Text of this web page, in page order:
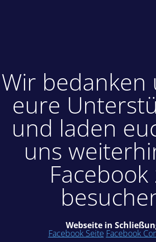
Wir bedanken
eure
und laden
uns
Facebook
Webseite in
Facebook Seite Facebook